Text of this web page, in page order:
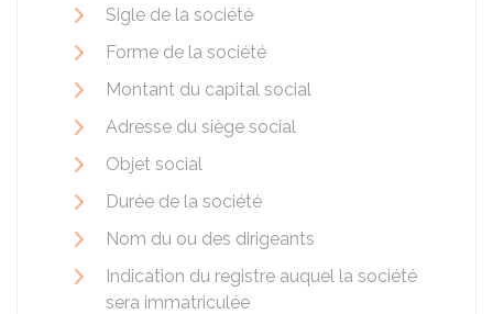
Sigle de la société
Forme de la société
Montant du capital social
Adresse du siège social
Objet social
Durée de la société
Nom du ou des dirigeants
Indication du registre auquel la société
sera immatriculée